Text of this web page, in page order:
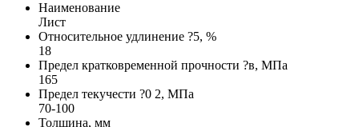
Наименование
Лист
Относительное удлинение ?5, %
18
Предел кратковременной прочности ?в, МПа
165
Предел текучести ?0 2, МПа
70-100
Толщина, мм